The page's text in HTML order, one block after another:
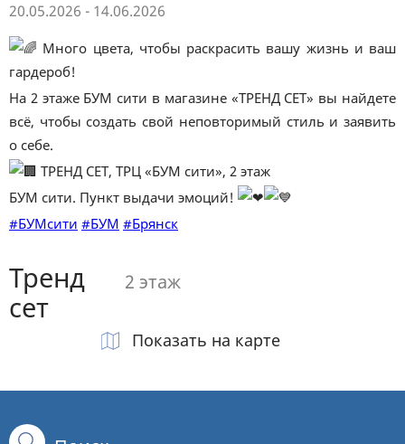
20.05.2026 - 14.06.2026
Много цвета, чтобы раскрасить вашу жизнь и ваш
гардероб!
На 2 этаже БУМ сити в магазине «ТРЕНД СЕТ» вы найдете
всё, чтобы создать свой неповторимый стиль и заявить
о себе.
ТРЕНД СЕТ, ТРЦ «БУМ сити», 2 этаж
БУМ сити. Пункт выдачи эмоций!
#БУМсити #БУМ #Брянск
Тренд
сет
2 этаж
Показать на карте